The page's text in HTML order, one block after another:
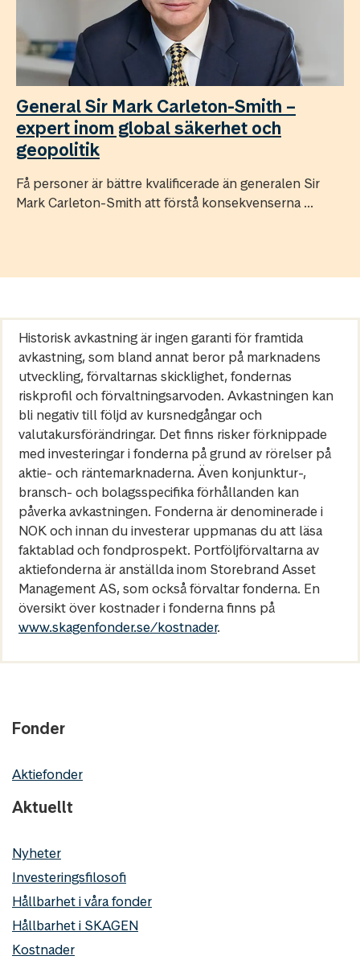
General Sir Mark Carleton-Smith –
expert inom global säkerhet och
geopolitik
Få personer är bättre kvalificerade än generalen Sir
Mark Carleton-Smith att förstå konsekvenserna ...
Historisk avkastning är ingen garanti för framtida
avkastning, som bland annat beror på marknadens
utveckling, förvaltarnas skicklighet, fondernas
riskprofil och förvaltningsarvoden. Avkastningen kan
bli negativ till följd av kursnedgångar och
valutakursförändringar. Det finns risker förknippade
med investeringar i fonderna på grund av rörelser på
aktie- och räntemarknaderna. Även konjunktur-,
bransch- och bolagsspecifika förhållanden kan
påverka avkastningen. Fonderna är denominerade i
NOK och innan du investerar uppmanas du att läsa
faktablad och fondprospekt. Portföljförvaltarna av
aktiefonderna är anställda inom Storebrand Asset
Management AS, som också förvaltar fonderna. En
översikt över kostnader i fonderna finns på
www.skagenfonder.se/kostnader.
Fonder
Aktiefonder
Aktuellt
Nyheter
Investeringsfilosofi
Hållbarhet i våra fonder
Hållbarhet i SKAGEN
Kostnader